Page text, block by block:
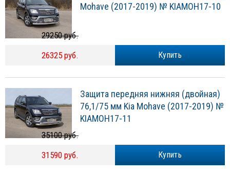
Mohave (2017-2019) № KIAMOH17-10
Купить
29250 руб.
26325 руб.
Защита передняя нижняя (двойная)
76,1/75 мм Kia Mohave (2017-2019) №
KIAMOH17-11
Купить
35100 руб.
31590 руб.